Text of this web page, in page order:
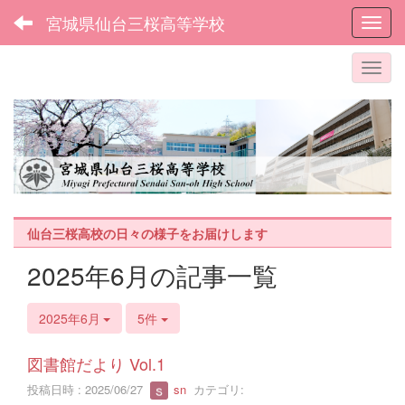
宮城県仙台三桜高等学校
仙台三桜高校の日々の様子をお届けします
2025年6月の記事一覧
2025年6月 5件
図書館だより Vol.1
投稿日時 : 2025/06/27 sn カテゴリ: